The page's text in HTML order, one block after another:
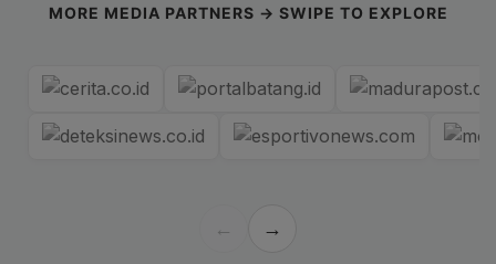
MORE MEDIA PARTNERS → SWIPE TO EXPLORE
← →